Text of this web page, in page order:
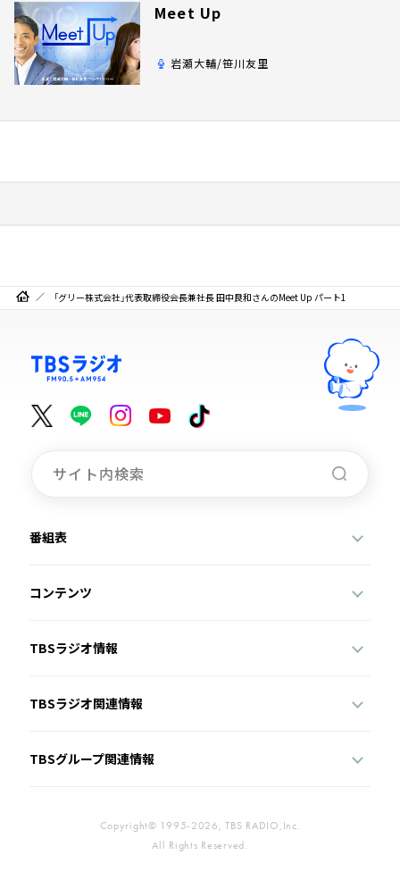
Meet Up
岩瀬大輔/笹川友里
「グリー株式会社」代表取締役会長兼社長 田中良和さんのMeet Up パート1
番組表
コンテンツ
TBSラジオ情報
TBSラジオ関連情報
TBSグループ関連情報
Copyright© 1995-2026, TBS RADIO,Inc.
All Rights Reserved.